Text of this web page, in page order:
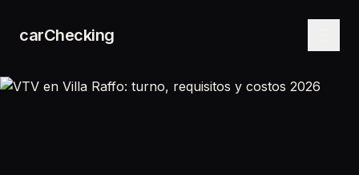
carChecking